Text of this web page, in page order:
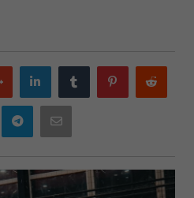
Google
plus
LinkedIn Tumblr Pinterest
Print Telegram